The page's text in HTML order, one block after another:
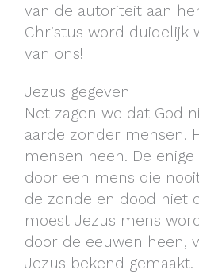
van de autoriteit aan
Christus word duidelijk
van ons!
Jezus gegeven
Net zagen we dat God
aarde zonder mensen.
mensen heen. De
door een mens die
de zonde en dood niet
moest Jezus mens
door de eeuwen heen,
Jezus bekend